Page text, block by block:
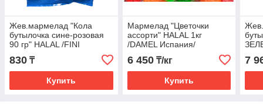
Жев.мармелад "Кола
бутылочка сине-розовая
90 гр" HALAL /FINI
Испания/
830 ₸
Купить
Мармелад "Цветочки
ассорти" HALAL 1кг
/DAMEL Испания/
6 450₸/кг
Купить
7